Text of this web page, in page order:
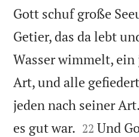
Gott schuf große
Getier, das da lebt
Wasser wimmelt, ein
Art, und alle
jeden nach seiner
es gut war. 

22 Und